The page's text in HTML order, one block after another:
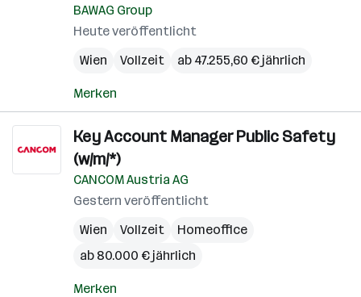
BAWAG Group
Heute veröffentlicht
Wien
Vollzeit ab 47.255,60 € jährlich
Merken
Key Account Manager Public Safety
(w/m/*)
CANCOM Austria AG
Gestern veröffentlicht
Wien
Vollzeit
Homeoffice
ab 80.000 € jährlich
Merken